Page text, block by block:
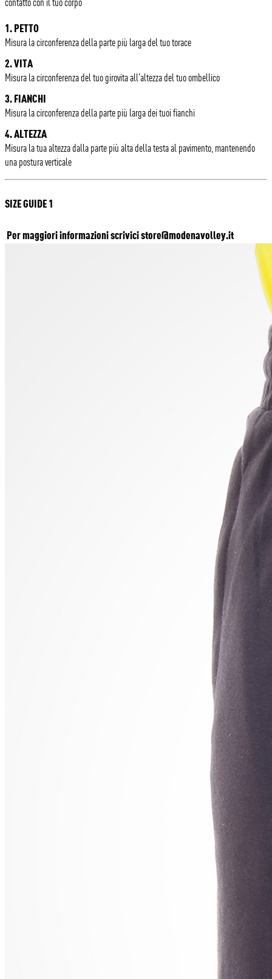
1. PETTO
Misura la circonferenza della parte più larga del tuo torace
2. VITA
Misura la circonferenza del tuo girovita all'altezza del tuo ombellico
3. FIANCHI
Misura la circonferenza della parte più larga dei tuoi fianchi
4. ALTEZZA
Misura la tua altezza dalla parte più alta della testa al pavimento, mantenendo
una postura verticale
SIZE GUIDE 1
Per maggiori informazioni scrivicistore@modenavolley.it